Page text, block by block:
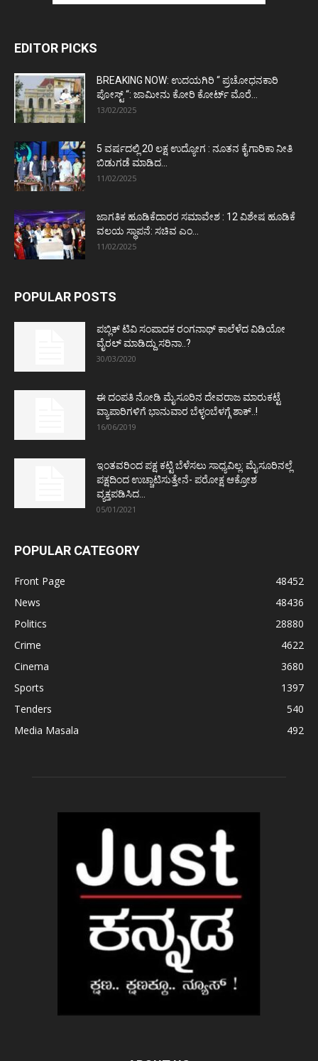
EDITOR PICKS
BREAKING NOW: ಉದಯಗಿರಿ “ ಪ್ರಚೋಧನಕಾರಿ
ಪೋಸ್ಟ್‌ “: ಜಾಮೀನು ಕೋರಿ ಕೋರ್ಟ್‌ ಮೊರೆ...
13/02/2025
5 ವರ್ಷದಲ್ಲಿ 20 ಲಕ್ಷ ಉದ್ಯೋಗ : ನೂತನ ಕೈಗಾರಿಕಾ ನೀತಿ
ಬಿಡುಗಡೆ ಮಾಡಿದ...
11/02/2025
ಜಾಗತಿಕ ಹೂಡಿಕೆದಾರರ ಸಮಾವೇಶ : 12 ವಿಶೇಷ ಹೂಡಿಕೆ
ವಲಯ ಸ್ಥಾಪನೆ: ಸಚಿವ ಎಂ...
11/02/2025
POPULAR POSTS
ಪಬ್ಲಿಕ್ ಟಿವಿ ಸಂಪಾದಕ ರಂಗನಾಥ್ ಕಾಲೆಳೆದ ವಿಡಿಯೋ
ವೈರಲ್ ಮಾಡಿದ್ದು ಸರಿನಾ..?
30/03/2020
ಈ ದಂಪತಿ ನೋಡಿ ಮೈಸೂರಿನ ದೇವರಾಜ ಮಾರುಕಟ್ಟೆ
ವ್ಯಾಪಾರಿಗಳಿಗೆ ಭಾನುವಾರ ಬೆಳ್ಳಂಬೆಳಗ್ಗೆ ಶಾಕ್..!
16/06/2019
ಇಂತವರಿಂದ ಪಕ್ಷ ಕಟ್ಟಿ ಬೆಳೆಸಲು ಸಾಧ್ಯವಿಲ್ಲ: ಮೈಸೂರಿನಲ್ಲೆ
ಪಕ್ಷದಿಂದ ಉಚ್ಚಾಟಿಸುತ್ತೇನೆ- ಪರೋಕ್ಷ ಆಕ್ರೋಶ
ವ್ಯಕ್ತಪಡಿಸಿದ...
05/01/2021
POPULAR CATEGORY
Front Page
48452
News
48436
Politics
28880
Crime
4622
Cinema
3680
Sports
1397
Tenders
540
Media Masala
492